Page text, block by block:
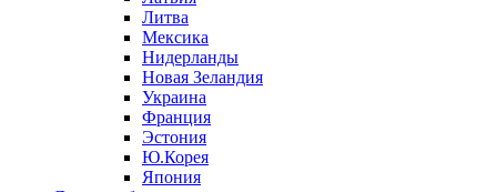
Литва
Мексика
Нидерланды
Новая Зеландия
Украина
Франция
Эстония
Ю.Корея
Япония